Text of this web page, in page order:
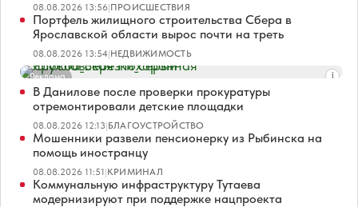
08.08.2026 13:56|ПРОИСШЕСТВИЯ
Портфель жилищного строительства Сбера в
Ярославской области вырос почти на треть
08.08.2026 13:54|НЕДВИЖИМОСТЬ
Реклама
В Данилове после проверки прокуратуры
отремонтировали детские площадки
08.08.2026 12:13|БЛАГОУСТРОЙСТВО
Мошенники развели пенсионерку из Рыбинска на
помощь иностранцу
08.08.2026 11:51|КРИМИНАЛ
Коммунальную инфраструктуру Тутаева
модернизируют при поддержке нацпроекта